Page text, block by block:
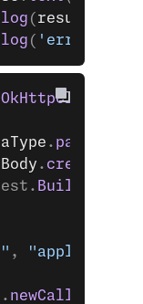
log ( result
log ( 'error'
OkHttpClient
. parse
. create
Builder
,
. newCall